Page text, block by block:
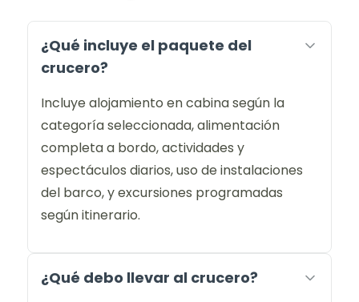
¿Qué incluye el paquete del
crucero?
Incluye alojamiento en cabina según la
categoría seleccionada, alimentación
completa a bordo, actividades y
espectáculos diarios, uso de instalaciones
del barco, y excursiones programadas
según itinerario.
¿Qué debo llevar al crucero?